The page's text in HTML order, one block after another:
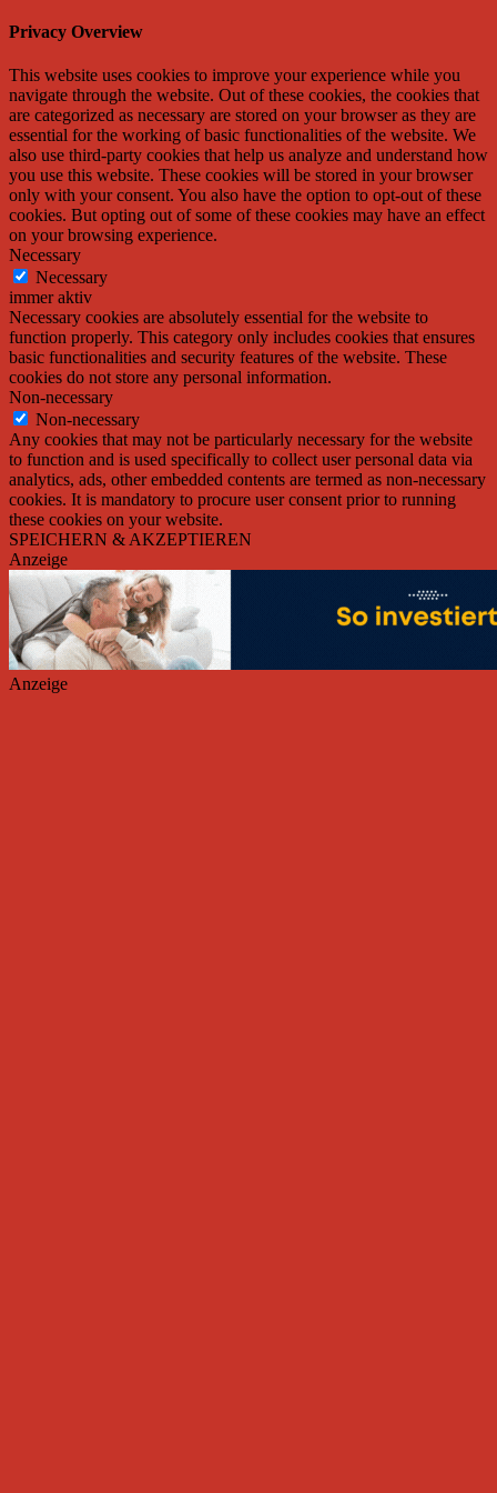
Privacy Overview
This website uses cookies to improve your experience while you
navigate through the website. Out of these cookies, the cookies that
are categorized as necessary are stored on your browser as they are
essential for the working of basic functionalities of the website. We
also use third-party cookies that help us analyze and understand how
you use this website. These cookies will be stored in your browser
only with your consent. You also have the option to opt-out of these
cookies. But opting out of some of these cookies may have an effect
on your browsing experience.
Necessary
Necessary
immer aktiv
Necessary cookies are absolutely essential for the website to
function properly. This category only includes cookies that ensures
basic functionalities and security features of the website. These
cookies do not store any personal information.
Non-necessary
Non-necessary
Any cookies that may not be particularly necessary for the website
to function and is used specifically to collect user personal data via
analytics, ads, other embedded contents are termed as non-necessary
cookies. It is mandatory to procure user consent prior to running
these cookies on your website.
SPEICHERN & AKZEPTIEREN
Anzeige
Anzeige